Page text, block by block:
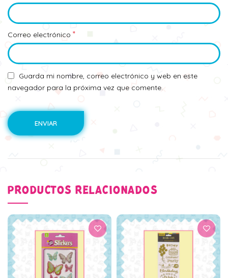
Correo electrónico *
Guarda mi nombre, correo electrónico y web en este
navegador para la próxima vez que comente.
PRODUCTOS RELACIONADOS